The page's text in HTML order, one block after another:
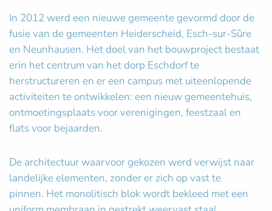
In 2012 werd een nieuwe gemeente gevormd door de
fusie van de gemeenten Heiderscheid, Esch-sur-Sûre
en Neunhausen. Het doel van het bouwproject bestaat
erin het centrum van het dorp Eschdorf te
herstructureren en er een campus met uiteenlopende
activiteiten te ontwikkelen: een nieuw gemeentehuis,
ontmoetingsplaats voor verenigingen, feestzaal en
flats voor bejaarden.
De architectuur waarvoor gekozen werd verwijst naar
landelijke elementen, zonder er zich op vast te
pinnen. Het monolitisch blok wordt bekleed met een